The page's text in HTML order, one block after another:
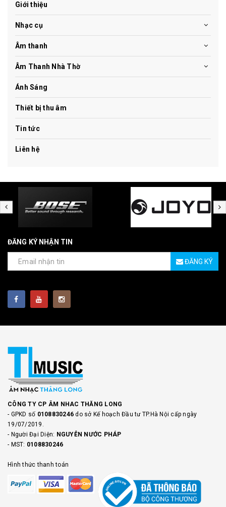
Giới thiệu
Nhạc cụ
Âm thanh
Âm Thanh Nhà Thờ
Ánh Sáng
Thiết bị thu âm
Tin tức
Liên hệ
ĐĂNG KÝ NHẬN TIN
ĐĂNG KÝ
CÔNG TY CP ÂM NHAC THĂNG LONG
- GPKD số 0108830246do sở Kế hoạch Đầu tư TP.Hà Nội cấp ngày
19/07/2019.
- Người Đại Diện: NGUYỄN NƯỚC PHÁP
- MST: 0108830246
Hình thức thanh toán